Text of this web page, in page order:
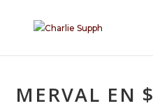
MERVAL EN